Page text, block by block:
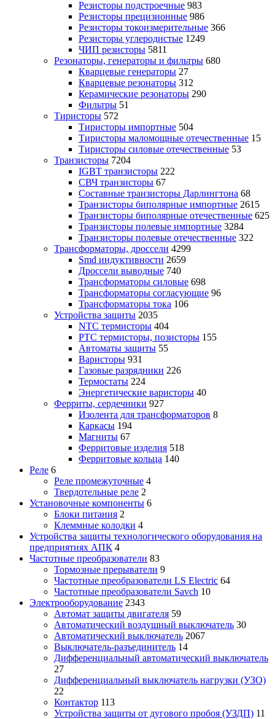
Резисторы подстроечные 983
Резисторы прецизионные 986
Резисторы токоизмерительные 366
Резисторы углеродистые 1249
ЧИП резисторы 5811
Резонаторы, генераторы и фильтры 680
Кварцевые генераторы 27
Кварцевые резонаторы 312
Керамические резонаторы 290
Фильтры 51
Тиристоры 572
Тиристоры импортные 504
Тиристоры маломощные отечественные 15
Тиристоры силовые отечественные 53
Транзисторы 7204
IGBT транзисторы 222
СВЧ транзисторы 67
Составные транзисторы Дарлингтона 68
Транзисторы биполярные импортные 2615
Транзисторы биполярные отечественные 625
Транзисторы полевые импортные 3284
Транзисторы полевые отечественные 322
Трансформаторы, дроссели 4299
Smd индуктивности 2659
Дроссели выводные 740
Трансформаторы силовые 698
Трансформаторы согласующие 96
Трансформаторы тока 106
Устройства защиты 2035
NTC термисторы 404
PTC термисторы, позисторы 155
Автоматы защиты 55
Варисторы 931
Газовые разрядники 226
Термостаты 224
Энергетические варисторы 40
Ферриты, сердечники 927
Изолента для трансформаторов 8
Каркасы 194
Магниты 67
Ферритовые изделия 518
Ферритовые кольца 140
Реле 6
Реле промежуточные 4
Твердотельные реле 2
Установочные компоненты 6
Блоки питания 2
Клеммные колодки 4
Устройства защиты технологического оборудования на
предприятиях АПК 4
Частотные преобразователи 83
Тормозные прерыватели 9
Частотные преобразователи LS Electric 64
Частотные преобразователи Savch 10
Электрооборудование 2343
Автомат защиты двигателя 59
Автоматический воздушный выключатель 30
Автоматический выключатель 2067
Выключатель-разъединитель 14
Дифференциальный автоматический выключатель
27
Дифференциальный выключатель нагрузки (УЗО)
22
Контактор 113
Устройства защиты от дугового пробоя (УЗДП) 11